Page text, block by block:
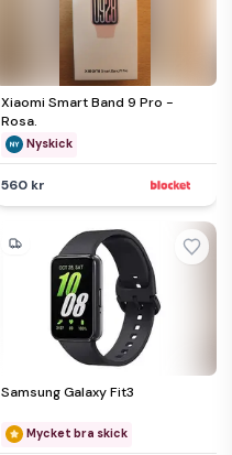
Xiaomi Smart Band 9 Pro -
Rosa.
Nyskick
560 kr
Samsung Galaxy Fit3
Mycket bra skick